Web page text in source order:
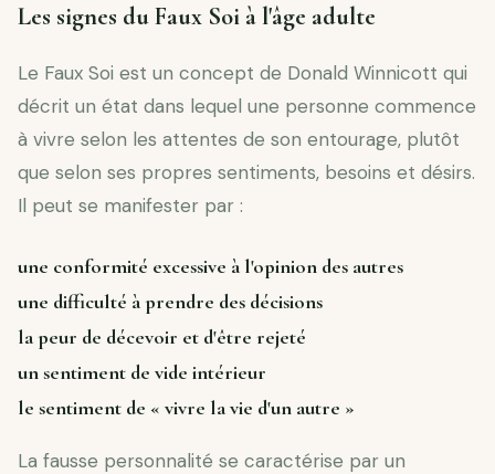
Les signes du Faux Soi à l'âge adulte
Le Faux Soi est un concept de Donald Winnicott qui
décrit un état dans lequel une personne commence
à vivre selon les attentes de son entourage, plutôt
que selon ses propres sentiments, besoins et désirs.
Il peut se manifester par :
une conformité excessive à l'opinion des autres
une difficulté à prendre des décisions
la peur de décevoir et d'être rejeté
un sentiment de vide intérieur
le sentiment de « vivre la vie d'un autre »
La fausse personnalité se caractérise par un